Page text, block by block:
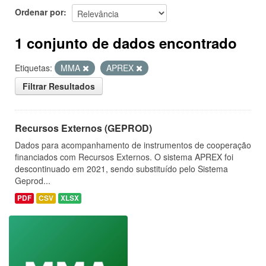
Ordenar por
1 conjunto de dados encontrado
Etiquetas: MMA
APREX
Filtrar Resultados
Recursos Externos (GEPROD)
Dados para acompanhamento de instrumentos de cooperação
financiados com Recursos Externos. O sistema APREX foi
descontinuado em 2021, sendo substituído pelo Sistema
Geprod...
PDF CSV XLSX